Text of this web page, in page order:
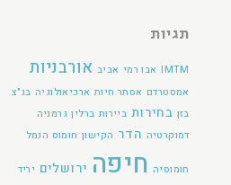
תגיות
IMTM אבו רמי אביב אורבניות
אמסטרדם אסתר חיות ארכיאולוגיה בג"צ
בזן בחירות ביירות ברלין גרמניה
דמוקרטיה הדר הקישון חומוס הנמל
חומוסיה חיפה ירושלים יריד